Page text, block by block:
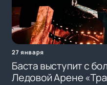
27 января
Баста выступит с
Ледовой Арене